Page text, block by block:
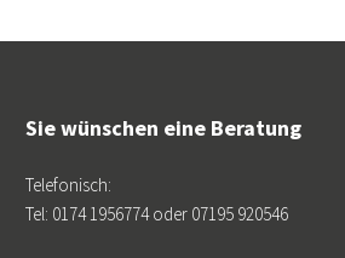
Sie wünschen eine Beratung
Telefonisch:
Tel: 0174 1956774 oder 07195 920546